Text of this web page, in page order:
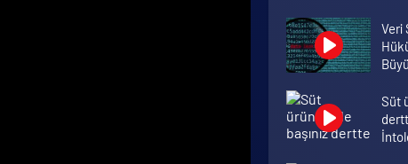
Veri
Süt